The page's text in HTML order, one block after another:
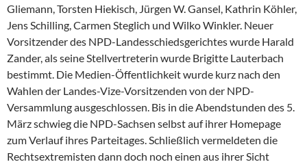
Gliemann, Torsten Hiekisch, Jürgen W. Gansel, Kathrin Köhler,
Jens Schilling, Carmen Steglich und Wilko Winkler. Neuer
Vorsitzender des NPD-Landesschiedsgerichtes wurde Harald
Zander, als seine Stellvertreterin wurde Brigitte Lauterbach
bestimmt. Die Medien-Öffentlichkeit wurde kurz nach den
Wahlen der Landes-Vize-Vorsitzenden von der NPD-
Versammlung ausgeschlossen. Bis in die Abendstunden des 5.
März schwieg die NPD-Sachsen selbst auf ihrer Homepage
zum Verlauf ihres Parteitages. Schließlich vermeldeten die
Rechtsextremisten dann doch noch einen aus ihrer Sicht